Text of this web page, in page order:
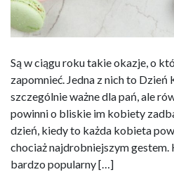
Są w ciągu roku takie okazje, o
zapomnieć. Jedna z nich to Dzień
szczególnie ważne dla pań, ale
powinni o bliskie im kobiety
dzień, kiedy to każda kobieta
chociaż najdrobniejszym
bardzo popularny […]